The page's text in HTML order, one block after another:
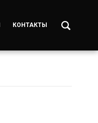
КОНТАКТЫ